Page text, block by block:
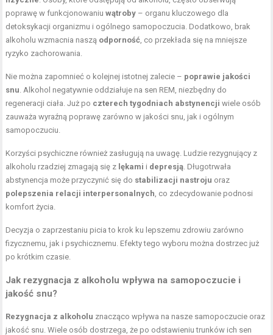
poprawę w funkcjonowaniuwątroby – organu kluczowego dla
detoksykacji organizmu i ogólnego samopoczucia. Dodatkowo, brak
alkoholu wzmacnia naszą odporność , co przekłada się na mniejsze
ryzyko zachorowania.
Nie można zapomnieć o kolejnej istotnej zalecie – poprawie jakości
snu . Alkohol negatywnie oddziałuje na sen REM, niezbędny do
regeneracji ciała. Już po czterech tygodniach abstynencji wiele osób
zauważa wyraźną poprawę zarówno w jakości snu, jak i ogólnym
samopoczuciu.
Korzyści psychiczne również zasługują na uwagę. Ludzie rezygnujący z
alkoholu rzadziej zmagają się z lękami i depresją . Długotrwała
abstynencja może przyczynić się do stabilizacji nastroju oraz
polepszenia relacji interpersonalnych , co zdecydowanie podnosi
komfort życia.
Decyzja o zaprzestaniu picia to krok ku lepszemu zdrowiu zarówno
fizycznemu, jak i psychicznemu. Efekty tego wyboru można dostrzec już
po krótkim czasie.
Jak rezygnacja z alkoholu wpływa na samopoczucie i
jakość snu?
Rezygnacja z alkoholu znacząco wpływa na nasze samopoczucie oraz
jakość snu. Wiele osób dostrzega, że po odstawieniu trunków ich sen